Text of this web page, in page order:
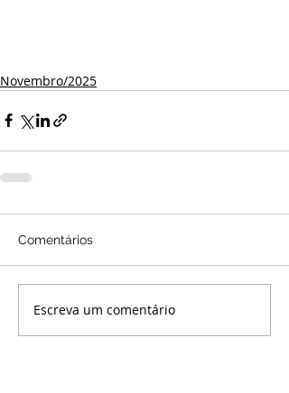
Novembro/2025
Comentários
Escreva um comentário